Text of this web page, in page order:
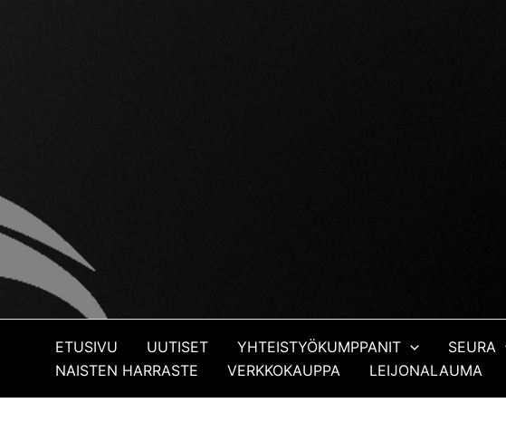
ETUSIVU UUTISET YHTEISTYÖKUMPPANIT SEURA
NAISTEN HARRASTE
VERKKOKAUPPA LEIJONALAUMA